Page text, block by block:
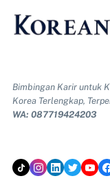
Bimbingan Karir untuk
Korea Terlengkap,
WA: 087719424203